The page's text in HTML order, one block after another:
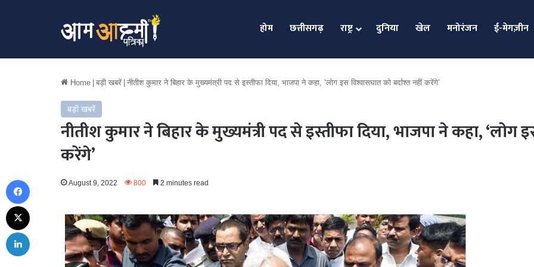
होम छत्तीसगढ़ राष्ट्र दुनिया खेल मनोरंजन ई-मेगज़ीन
Home बड़ी खबरें नीतीश कुमार ने बिहार के मुख्यमंत्री पद से इस्तीफा दिया, भाजपा ने कहा, ‘लोग इस विश्वासघात को बर्दाश्त नहीं करेंगे’
बड़ी खबरें
नीतीश कुमार ने बिहार के मुख्यमंत्री पद से इस्तीफा दिया, भाजपा ने कहा, ‘लोग
करेंगे’
August 9, 2022 800 2 minutes read
Facebook